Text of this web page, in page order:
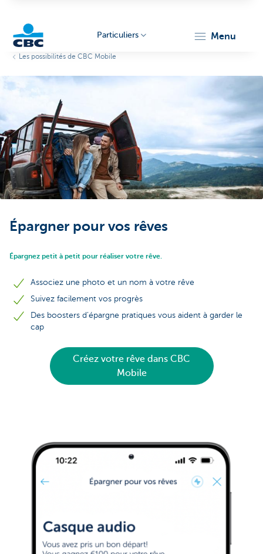
Particuliers menu
Les possibilités de CBC Mobile
Épargner pour vos rêves
Épargnez petit à petit pour réaliser votre rêve.
Associez une photo et un nom à votre rêve
Suivez facilement vos progrès
Des boosters d’épargne pratiques vous aident à garder le
cap
Créez votre rêve dans CBC
Mobile